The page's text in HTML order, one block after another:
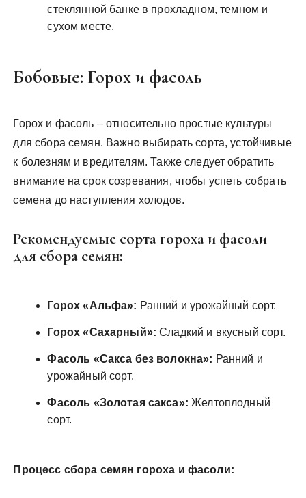
стеклянной банке в прохладном, темном и
сухом месте.
Бобовые: Горох и фасоль
Горох и фасоль – относительно простые культуры
для сбора семян. Важно выбирать сорта, устойчивые
к болезням и вредителям. Также следует обратить
внимание на срок созревания, чтобы успеть собрать
семена до наступления холодов.
Рекомендуемые сорта гороха и фасоли
для сбора семян:
Горох «Альфа»: Ранний и урожайный сорт.
Горох «Сахарный»: Сладкий и вкусный сорт.
Фасоль «Сакса без волокна»: Ранний и
урожайный сорт.
Фасоль «Золотая сакса»: Желтоплодный
сорт.
Процесс сбора семян гороха и фасоли: